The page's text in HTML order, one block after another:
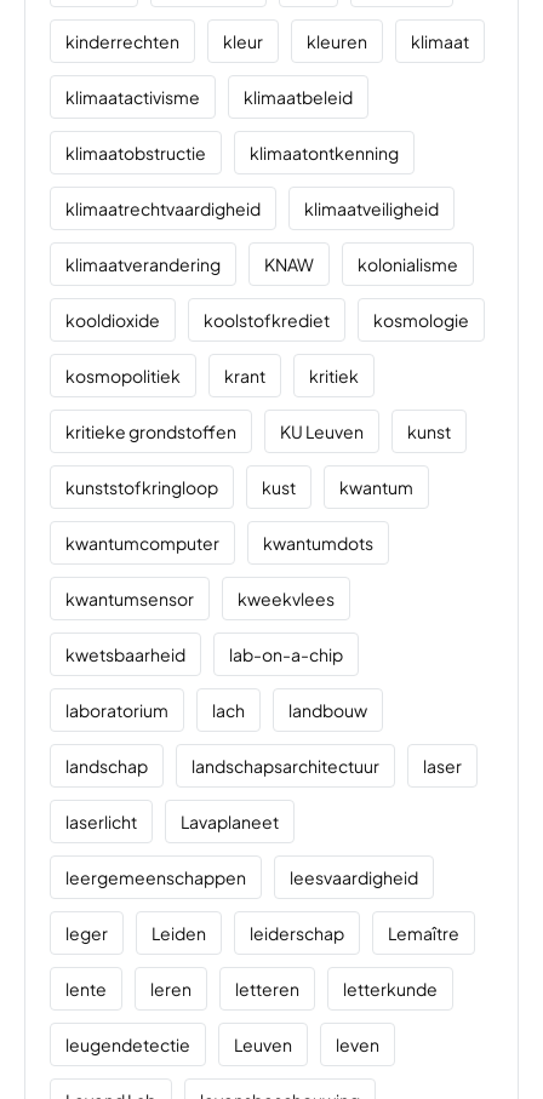
kinderrechten kleur kleuren klimaat
klimaatactivisme klimaatbeleid
klimaatobstructie klimaatontkenning
klimaatrechtvaardigheid klimaatveiligheid
klimaatverandering KNAW kolonialisme
kooldioxide koolstofkrediet kosmologie
kosmopolitiek krant kritiek
kritieke grondstoffen KU Leuven kunst
kunststofkringloop kust kwantum
kwantumcomputer kwantumdots
kwantumsensor kweekvlees
kwetsbaarheid lab-on-a-chip
laboratorium lach landbouw
landschap landschapsarchitectuur laser
laserlicht Lavaplaneet
leergemeenschappen leesvaardigheid
leger Leiden leiderschap Lemaître
lente leren letteren letterkunde
leugendetectie Leuven leven